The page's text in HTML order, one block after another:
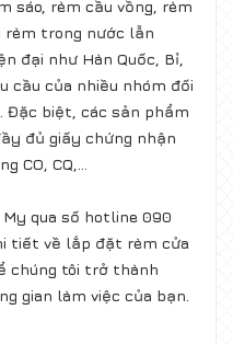
sáo, rèm cầu vồng, rèm
rèm trong nước lẫn
đại như Hàn Quốc, Bỉ,
cầu của nhiều nhóm đối
Đặc biệt, các sản phẩm
đủ giấy chứng nhận
CO, CQ,…
qua số hotline 090
tiết về lắp đặt rèm cửa
chúng tôi trở thành
gian làm việc của bạn.